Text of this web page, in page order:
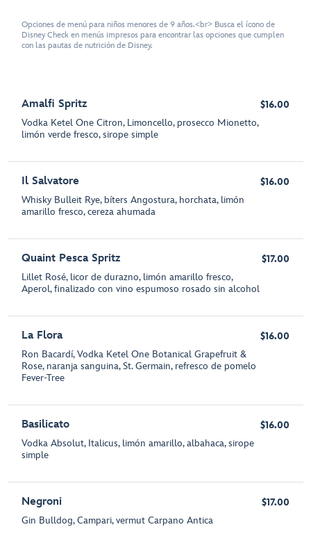
Opciones de menú para niños menores de 9 años.<br> Busca el ícono de
Disney Check en menús impresos para encontrar las opciones que cumplen
con las pautas de nutrición de Disney.
Amalfi Spritz
Vodka Ketel One Citron, Limoncello, prosecco Mionetto,
limón verde fresco, sirope simple
$16.00
Il Salvatore
Whisky Bulleit Rye, bíters Angostura, horchata, limón
amarillo fresco, cereza ahumada
$16.00
Quaint Pesca Spritz
Lillet Rosé, licor de durazno, limón amarillo fresco,
Aperol, finalizado con vino espumoso rosado sin alcohol
$17.00
La Flora
Ron Bacardí, Vodka Ketel One Botanical Grapefruit &
Rose, naranja sanguina, St. Germain, refresco de pomelo
Fever-Tree
$16.00
Basilicato
Vodka Absolut, Italicus, limón amarillo, albahaca, sirope
simple
$16.00
Negroni
Gin Bulldog, Campari, vermut Carpano Antica
$17.00